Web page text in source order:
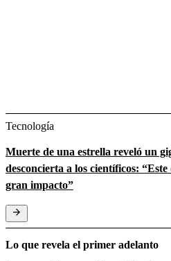
Tecnología
Muerte de una estrella reveló un
desconcierta a los científicos:
gran impacto”
Lo que revela el primer adelanto